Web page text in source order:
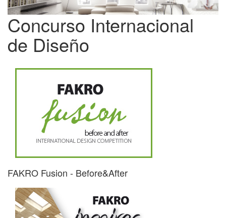
Concurso Internacional
de Diseño
FAKRO Fusion - Before&After